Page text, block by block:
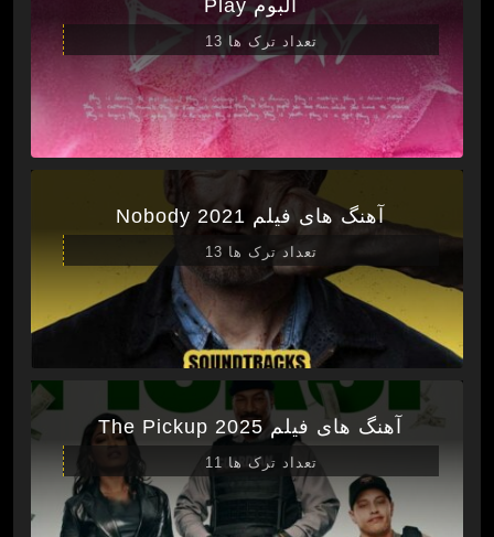
آلبوم Play
تعداد ترک ها 13
آهنگ های فیلم Nobody 2021
تعداد ترک ها 13
آهنگ های فیلم The Pickup 2025
تعداد ترک ها 11